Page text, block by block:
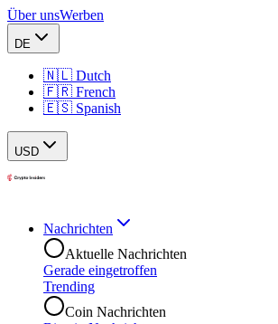
Über unsWerben
DE
🇳🇱 Dutch
🇫🇷 French
🇪🇸 Spanish
USD
Nachrichten
Aktuelle Nachrichten
Gerade eingetroffen
Trending
Coin Nachrichten